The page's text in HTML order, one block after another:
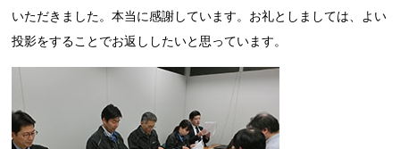
いただきました。本当に感謝しています。お礼としましては、よい
投影をすることでお返ししたいと思っています。